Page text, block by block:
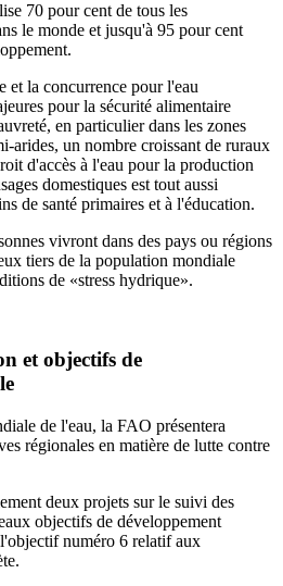
70 pour cent de tous les
le monde et jusqu'à 95 pour cent
et la concurrence pour l'eau
pour la sécurité alimentaire
en particulier dans les zones
arides, un nombre croissant de ruraux
d'accès à l'eau pour la production
domestiques est tout aussi
de santé primaires et à l'éducation.
vivront dans des pays ou régions
tiers de la population mondiale
de «stress hydrique».
et objectifs de
de l'eau, la FAO présentera
régionales en matière de lutte contre
deux projets sur le suivi des
objectifs de développement
numéro 6 relatif aux